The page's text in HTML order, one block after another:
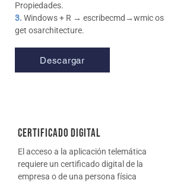
Propiedades.
3. Windows + R → escribecmd→wmic os
get osarchitecture.
Descargar
Certificado digital
El acceso a la aplicación telemática
requiere un certificado digital de la
empresa o de una persona física